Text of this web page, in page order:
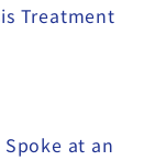
Treatment
at an